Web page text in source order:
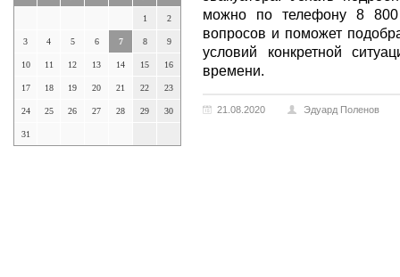
1 2
3 4 5 6 7 8 9
10 11 12 13 14 15 16
17 18 19 20 21 22 23
24 25 26 27 28 29 30
31
можно по телефону 8
вопросов и поможет
условий конкретной
времени.
21.08.2020 Эдуард Поленов